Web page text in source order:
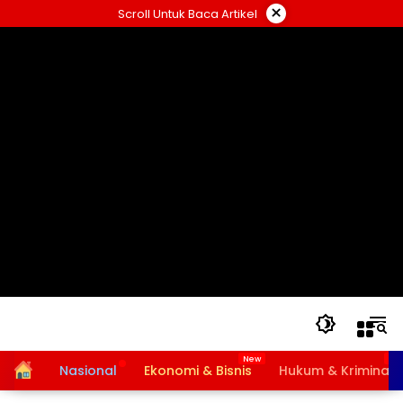
ke
Scroll Untuk Baca Artikel ×
HomeNasional Ekonomi & Bisnis Hukum & Kriminal
Bansos PKH dan BPNT